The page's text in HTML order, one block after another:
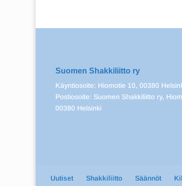
Suomen Shakkiliitto ry
Käyntiosoite: Hiomotie 10, 00380
Postiosoite: Suomen Shakkiliitto ry,
00380 Helsinki
Uutiset Shakkiliitto Säännöt